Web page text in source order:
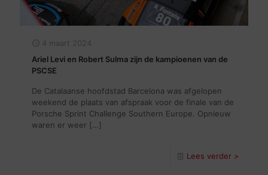
4 maart 2024
Ariel Levi en Robert Sulma zijn de kampioenen van de
PSCSE
De Catalaanse hoofdstad Barcelona was afgelopen
weekend de plaats van afspraak voor de finale van de
Porsche Sprint Challenge Southern Europe. Opnieuw
waren er weer […]
Lees verder >